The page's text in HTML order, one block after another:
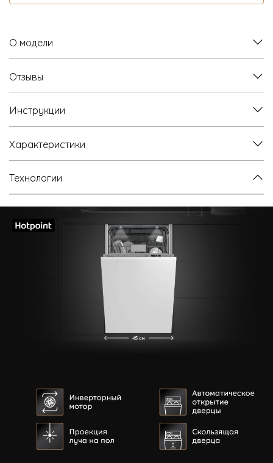
О модели
Отзывы
Инструкции
Характеристики
Технологии